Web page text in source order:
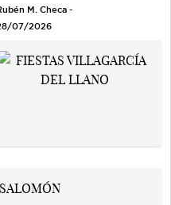
M. Checa -
07/2026